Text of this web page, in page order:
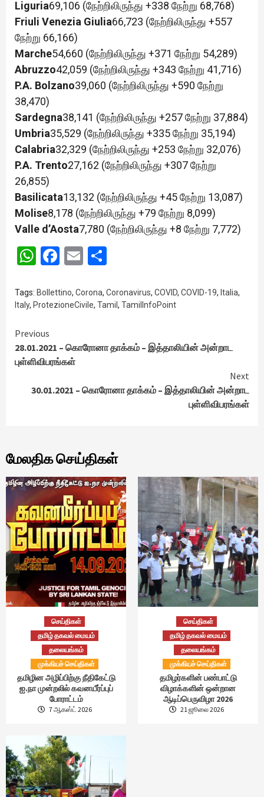
Liguria69,106 (நேற்றிலிருந்து +338 நேற்று 68,768)
Friuli Venezia Giulia66,723 (நேற்றிலிருந்து +557
நேற்று 66,166)
Marche54,660 (நேற்றிலிருந்து +371 நேற்று 54,289)
Abruzzo42,059 (நேற்றிலிருந்து +343 நேற்று 41,716)
P.A. Bolzano39,060 (நேற்றிலிருந்து +590 நேற்று
38,470)
Sardegna38,141 (நேற்றிலிருந்து +257 நேற்று 37,884)
Umbria35,529 (நேற்றிலிருந்து +335 நேற்று 35,194)
Calabria32,329 (நேற்றிலிருந்து +253 நேற்று 32,076)
P.A. Trento27,162 (நேற்றிலிருந்து +307 நேற்று
26,855)
Basilicata13,132 (நேற்றிலிருந்து +45 நேற்று 13,087)
Molise8,178 (நேற்றிலிருந்து +79 நேற்று 8,099)
Valle d’Aosta7,780 (நேற்றிலிருந்து +8 நேற்று 7,772)
WhatsApp
Facebook
Email
Tags: Bollettino, Corona, Coronavirus, COVID, COVID-19, Italia,
Italy, ProtezioneCivile, Tamil , TamilInfoPoint
Continue
Reading
Previous
28.01.2021 – கொரோனா தாக்கம் – இத்தாலியின் அன்றாட
புள்ளிவிபரங்கள்
Next
30.01.2021 – கொரோனா தாக்கம் – இத்தாலியின் அன்றாட
புள்ளிவிபரங்கள்
மேலதிக செய்திகள்
செய்திகள்
தமிழ் தகவல் மையம்
தலையங்கம்
முக்கியச் செய்திகள்
தமிழின அழிப்பிற்கு நீதிகேட்டு
ஐ.நா முன்றலில் கவனயீர்ப்புப்
போராட்டம்
7 ஆகஸ்ட் 2026
செய்திகள்
தமிழ் தகவல் மையம்
தலையங்கம்
முக்கியச் செய்திகள்
தமிழர்களின் பண்பாட்டு
விழாக்களின் ஒன்றான
ஆடிப்பெருவிழா 2026
21 ஜூலை 2026